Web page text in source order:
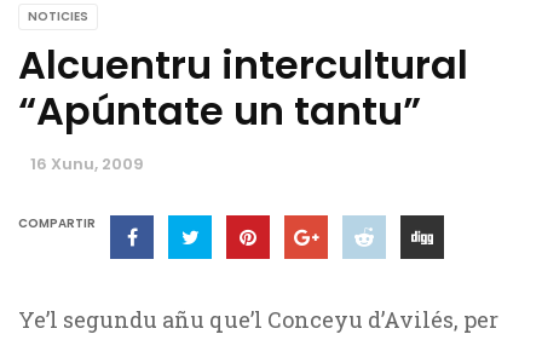
NOTICIES
Alcuentru intercultural
“Apúntate un tantu”
16 Xunu, 2009
COMPARTIR
Ye’l segundu añu que’l Conceyu d’Avilés, per